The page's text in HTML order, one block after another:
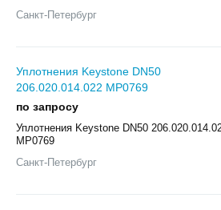
Санкт-Петербург
Уплотнения Keystone DN50
206.020.014.022 MP0769
по запросу
Уплотнения Keystone DN50
MP0769
Санкт-Петербург